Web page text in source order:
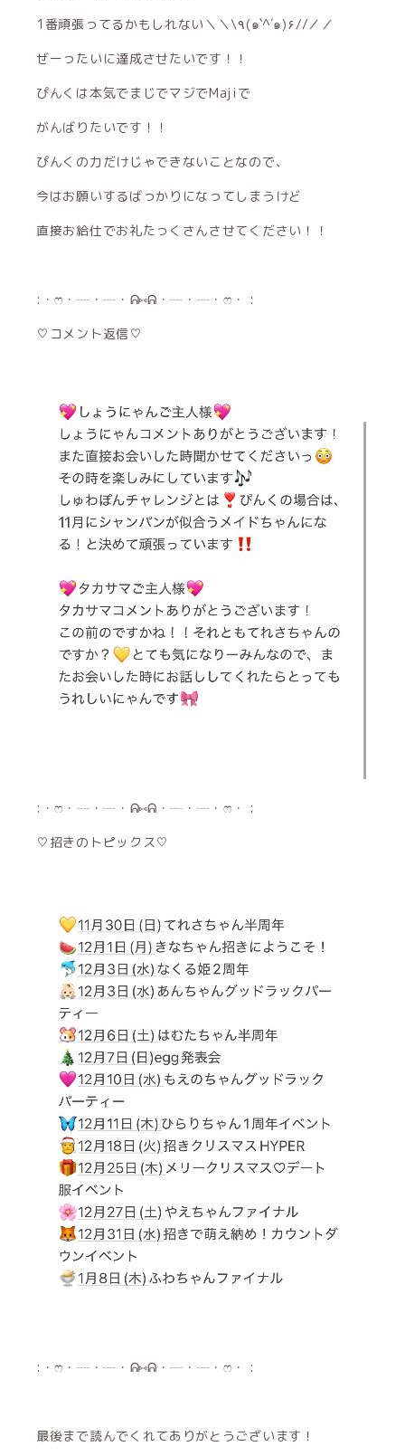
1番頑張ってるかもしれない＼＼\٩(๑`^´๑)۶//／／
ぜーったいに達成させたいです！！
ぴんくは本気でまじでマジでMajiで
がんばりたいです！！
ぴんくの力だけじゃできないことなので、
今はお願いするばっかりになってしまうけど
直接お給仕でお礼たっくさんさせてください！！
:・ෆ・┈・┈・ᕱ⑅ᕱ・┈・┈・ෆ・ :
♡コメント返信♡
:・ෆ・┈・┈・ᕱ⑅ᕱ・┈・┈・ෆ・ :
♡招きのトピックス♡
:・ෆ・┈・┈・ᕱ⑅ᕱ・┈・┈・ෆ・ :
最後まで読んでくれてありがとうございます！